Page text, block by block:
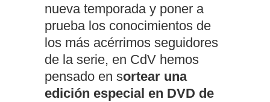
nueva temporada y poner a
prueba los conocimientos de
los más acérrimos seguidores
de la serie, en CdV hemos
pensado en sortear una
edición especial en DVD de